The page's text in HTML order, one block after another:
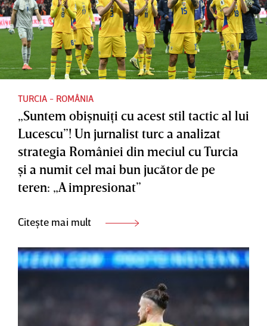
TURCIA - ROMÂNIA
„Suntem obişnuiţi cu acest stil tactic al lui
Lucescu”! Un jurnalist turc a analizat
strategia României din meciul cu Turcia
şi a numit cel mai bun jucător de pe
teren: „A impresionat”
Citește mai mult